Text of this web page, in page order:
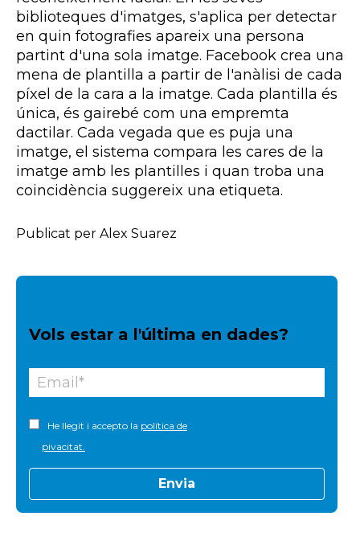
biblioteques d'imatges, s'aplica per detectar
en quin fotografies apareix una persona
partint d'una sola imatge. Facebook crea una
mena de plantilla a partir de l'anàlisi de cada
píxel de la cara a la imatge. Cada plantilla és
única, és gairebé com una empremta
dactilar. Cada vegada que es puja una
imatge, el sistema compara les cares de la
imatge amb les plantilles i quan troba una
coincidència suggereix una etiqueta.
Publicat per Alex Suarez
Vols estar a l'última en dades?
He llegit i accepto la política de
pivacitat.